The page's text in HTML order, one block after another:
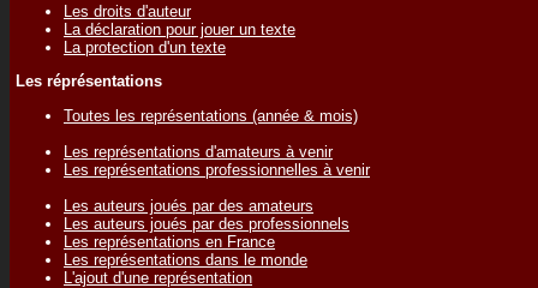
Les droits d'auteur
La déclaration pour jouer un texte
La protection d'un texte
Les réprésentations
Toutes les représentations (année & mois)
Les représentations d'amateurs à venir
Les représentations professionnelles à venir
Les auteurs joués par des amateurs
Les auteurs joués par des professionnels
Les représentations en France
Les représentations dans le monde
L'ajout d'une représentation